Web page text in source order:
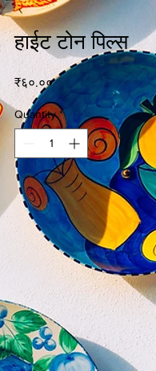
हाईट टोन पिल्स
₹६०.००Price
Quantity *